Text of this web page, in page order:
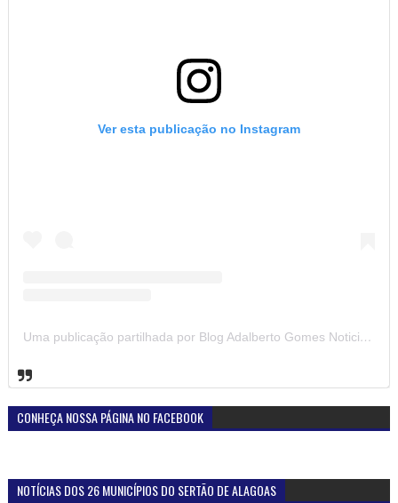
Ver esta publicação no Instagram
Uma publicação partilhada por Blog Adalberto Gomes Noticias (@blogadalbertogomesnoticiass)
CONHEÇA NOSSA PÁGINA NO FACEBOOK
NOTÍCIAS DOS 26 MUNICÍPIOS DO SERTÃO DE ALAGOAS